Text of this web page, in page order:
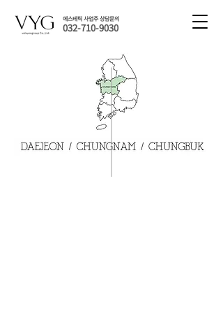
에스테틱 사업주 상담문의
032-710-9030